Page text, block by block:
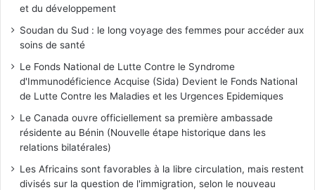
et du développement
Soudan du Sud : le long voyage des femmes pour accéder aux
soins de santé
Le Fonds National de Lutte Contre le Syndrome
d'Immunodéficience Acquise (Sida) Devient le Fonds National
de Lutte Contre les Maladies et les Urgences Epidemiques
Le Canada ouvre officiellement sa première ambassade
résidente au Bénin (Nouvelle étape historique dans les
relations bilatérales)
Les Africains sont favorables à la libre circulation, mais restent
divisés sur la question de l'immigration, selon le nouveau